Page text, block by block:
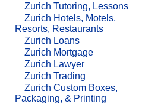
Zurich Tutoring, Lessons
Zurich Hotels, Motels,
Resorts, Restaurants
Zurich Loans
Zurich Mortgage
Zurich Lawyer
Zurich Trading
Zurich Custom Boxes,
Packaging, & Printing